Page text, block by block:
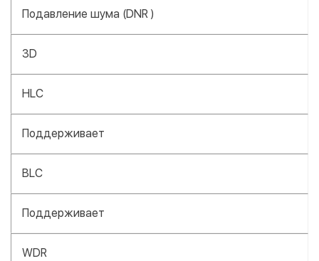
Подавление шума (DNR )
3D
HLC
Поддерживает
BLC
Поддерживает
WDR